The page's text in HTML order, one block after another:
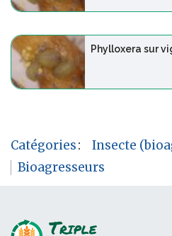
Phylloxera sur
Catégories:
Insecte
Bioagresseurs